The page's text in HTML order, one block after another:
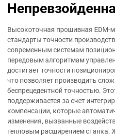
Высокоточная прошивная EDM-
стандарты точности
современным системам
передовым алгоритмам
достигает точности
что позволяет производить
беспрецедентной точностью.
поддерживается за счет
компенсации, которые
изменения, вызванные
тепловым расширением станка.